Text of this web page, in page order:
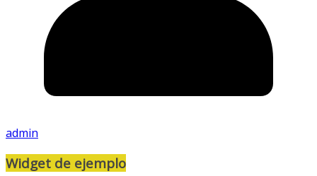
admin
Widget de ejemplo